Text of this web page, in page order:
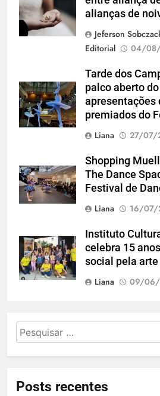
imagem: Pexels
alianças de
Jeferson
Editorial
04/
Tarde dos
palco aberto
apresentações
premiados do
Liana
27/07/
Shopping
The Dance
Festival de
Liana
16/07/
Instituto
celebra 15
social pela arte
Liana
09/06/
Pesquisar
por:
Posts recentes